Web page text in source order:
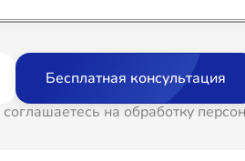
от 60 минут от
Бесплатная консультация
на обработку